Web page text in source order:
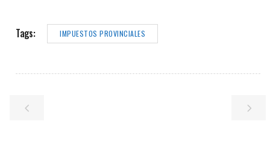
Tags: IMPUESTOS PROVINCIALES